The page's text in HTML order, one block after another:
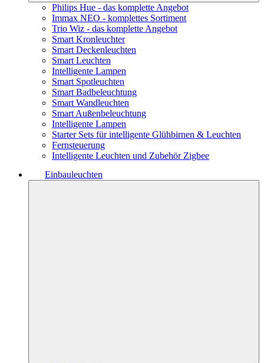
Philips Hue - das komplette Angebot
Immax NEO - komplettes Sortiment
Trio Wiz - das komplette Angebot
Smart Kronleuchter
Smart Deckenleuchten
Smart Leuchten
Intelligente Lampen
Smart Spotleuchten
Smart Badbeleuchtung
Smart Wandleuchten
Smart Außenbeleuchtung
Intelligente Lampen
Starter Sets für intelligente Glühbirnen & Leuchten
Fernsteuerung
Intelligente Leuchten und Zubehör Zigbee
Einbauleuchten